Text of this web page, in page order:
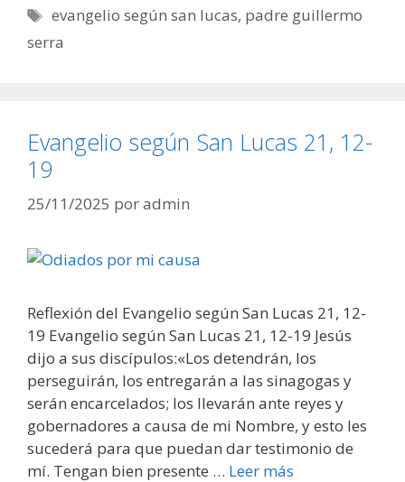
Etiquetas
evangelio según san lucas, padre guillermo
serra
Evangelio según San Lucas 21, 12-
19
25/11/2025 poradmin
Reflexión del Evangelio según San Lucas 21, 12-
19 Evangelio según San Lucas 21, 12-19 Jesús
dijo a sus discípulos:«Los detendrán, los
perseguirán, los entregarán a las sinagogas y
serán encarcelados; los llevarán ante reyes y
gobernadores a causa de mi Nombre, y esto les
sucederá para que puedan dar testimonio de
mí. Tengan bien presente … Leer más